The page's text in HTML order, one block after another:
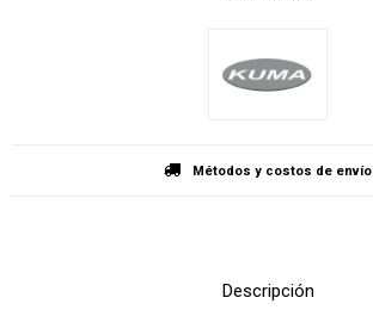
Métodos y costos de envío
Descripción